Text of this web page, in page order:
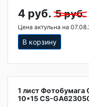
4 руб. 5 руб.
Цена актульна на
В корзину
1 лист Фотобумага
10*15 CS-